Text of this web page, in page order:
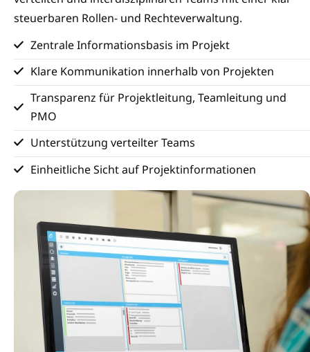
steuerbaren Rollen- und Rechteverwaltung.
Zentrale Informationsbasis im Projekt
Klare Kommunikation innerhalb von Projekten
Transparenz für Projektleitung, Teamleitung und
PMO
Unterstützung verteilter Teams
Einheitliche Sicht auf Projektinformationen